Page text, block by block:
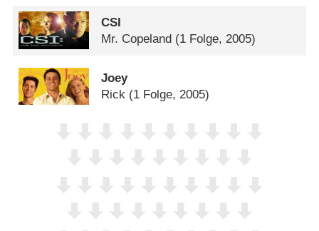
CSI
Mr. Copeland (1 Folge, 2005)
Joey
Rick (1 Folge, 2005)